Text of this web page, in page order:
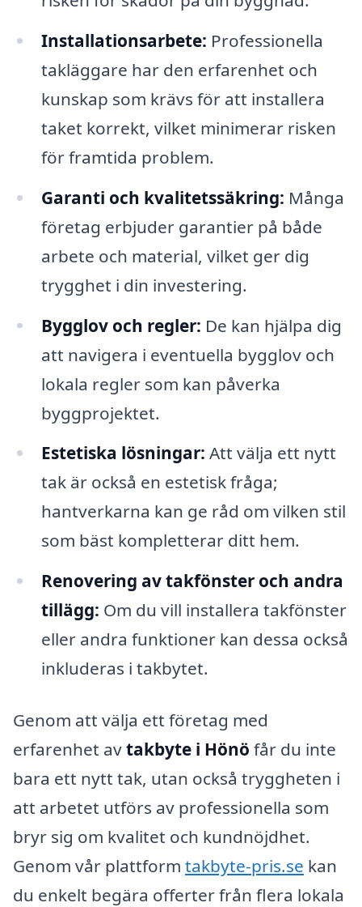
Installationsarbete: Professionella
takläggare har den erfarenhet och
kunskap som krävs för att installera
taket korrekt, vilket minimerar risken
för framtida problem.
Garanti och kvalitetssäkring: Många
företag erbjuder garantier på både
arbete och material, vilket ger dig
trygghet i din investering.
Bygglov och regler: De kan hjälpa dig
att navigera i eventuella bygglov och
lokala regler som kan påverka
byggprojektet.
Estetiska lösningar: Att välja ett nytt
tak är också en estetisk fråga;
hantverkarna kan ge råd om vilken stil
som bäst kompletterar ditt hem.
Renovering av takfönster och andra
tillägg: Om du vill installera takfönster
eller andra funktioner kan dessa också
inkluderas i takbytet.
Genom att välja ett företag med
erfarenhet avtakbyte i Hönö får du inte
bara ett nytt tak, utan också tryggheten i
att arbetet utförs av professionella som
bryr sig om kvalitet och kundnöjdhet.
Genom vår plattform takbyte-pris.se kan
du enkelt begära offerter från flera lokala